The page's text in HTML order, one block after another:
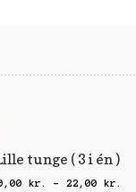
tunge ( 3 i én )
kr. – 22,00 kr.